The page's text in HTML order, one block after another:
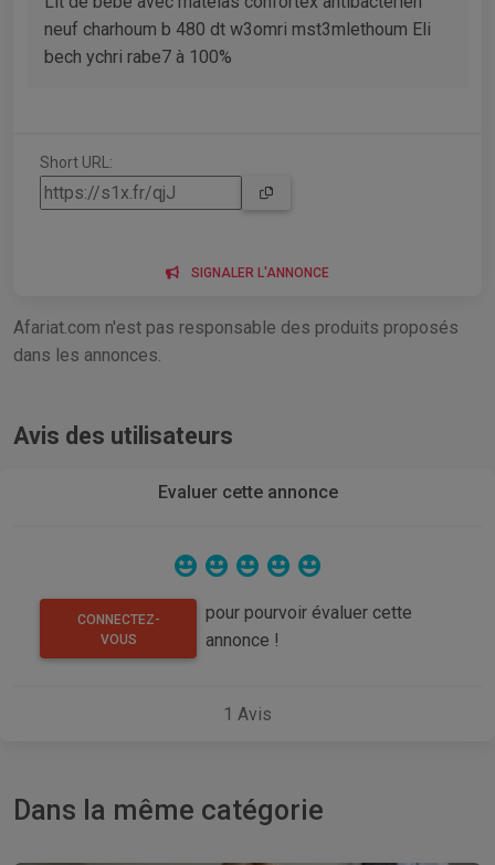
neuf charhoum b 480 dt w3omri mst3mlethoum Eli
bech ychri rabe7 à 100%
Short URL:
SIGNALER L'ANNONCE
Afariat.com n'est pas responsable des produits proposés
dans les annonces.
Avis des utilisateurs
Evaluer cette annonce
CONNECTEZ-
VOUS
pour pourvoir évaluer cette
annonce !
1 Avis
Dans la même catégorie